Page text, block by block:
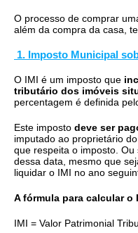
O processo de comprar
além da compra da casa,
1. Imposto Municipal
O IMI é um imposto que
tributário dos imóveis
percentagem é definida
Este imposto deve ser
imputado ao proprietário
que respeita o imposto.
dessa data, mesmo que
liquidar o IMI no ano
A fórmula para calcular o
IMI = Valor Patrimonial